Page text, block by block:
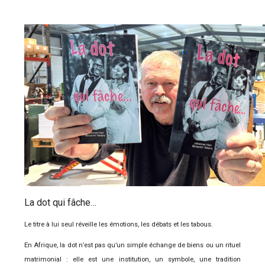
La dot qui fâche…
Le titre à lui seul réveille les émotions, les débats et les tabous.
En Afrique, la dot n’est pas qu’un simple échange de biens ou un rituel
matrimonial : elle est une institution, un symbole, une tradition